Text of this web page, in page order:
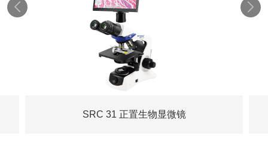
SRC 31 正置生物显微镜
 